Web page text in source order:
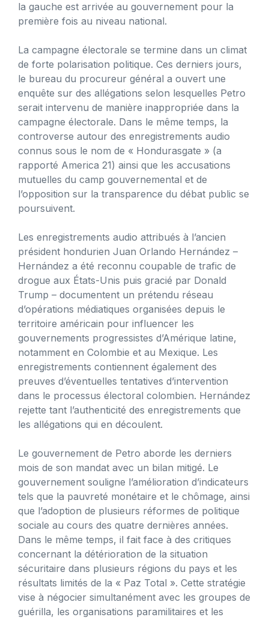
la gauche est arrivée au gouvernement pour la
première fois au niveau national.
La campagne électorale se termine dans un climat
de forte polarisation politique. Ces derniers jours,
le bureau du procureur général a ouvert une
enquête sur des allégations selon lesquelles Petro
serait intervenu de manière inappropriée dans la
campagne électorale. Dans le même temps, la
controverse autour des enregistrements audio
connus sous le nom de « Hondurasgate » (a
rapporté America 21) ainsi que les accusations
mutuelles du camp gouvernemental et de
l’opposition sur la transparence du débat public se
poursuivent.
Les enregistrements audio attribués à l’ancien
président hondurien Juan Orlando Hernández –
Hernández a été reconnu coupable de trafic de
drogue aux États-Unis puis gracié par Donald
Trump – documentent un prétendu réseau
d’opérations médiatiques organisées depuis le
territoire américain pour influencer les
gouvernements progressistes d’Amérique latine,
notamment en Colombie et au Mexique. Les
enregistrements contiennent également des
preuves d’éventuelles tentatives d’intervention
dans le processus électoral colombien. Hernández
rejette tant l’authenticité des enregistrements que
les allégations qui en découlent.
Le gouvernement de Petro aborde les derniers
mois de son mandat avec un bilan mitigé. Le
gouvernement souligne l’amélioration d’indicateurs
tels que la pauvreté monétaire et le chômage, ainsi
que l’adoption de plusieurs réformes de politique
sociale au cours des quatre dernières années.
Dans le même temps, il fait face à des critiques
concernant la détérioration de la situation
sécuritaire dans plusieurs régions du pays et les
résultats limités de la « Paz Total ». Cette stratégie
vise à négocier simultanément avec les groupes de
guérilla, les organisations paramilitaires et les